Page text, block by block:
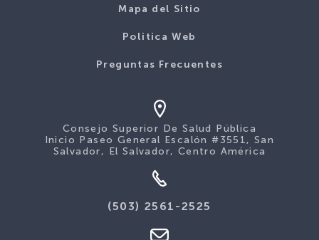
Mapa del Sitio
Politica Web
Preguntas Frecuentes
Consejo Superior De Salud Pública
Inicio Paseo General Escalón #3551, San
Salvador, El Salvador, Centro América
(503) 2561-2525